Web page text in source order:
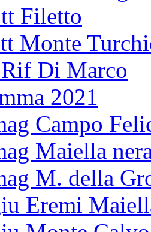
Filetto
Monte
Di Marco
2021
Campo
Maiella
M. della
Eremi